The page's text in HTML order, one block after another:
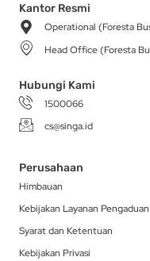
a
g
r
a
m
b
o
-
t
r
Kantor Resmi
Operational (Foresta
Head Office (Foresta
Hubungi Kami
1500066
cs@singa.id
Perusahaan
Himbauan
Kebijakan Layanan Pengaduan
Syarat dan Ketentuan
Kebijakan Privasi